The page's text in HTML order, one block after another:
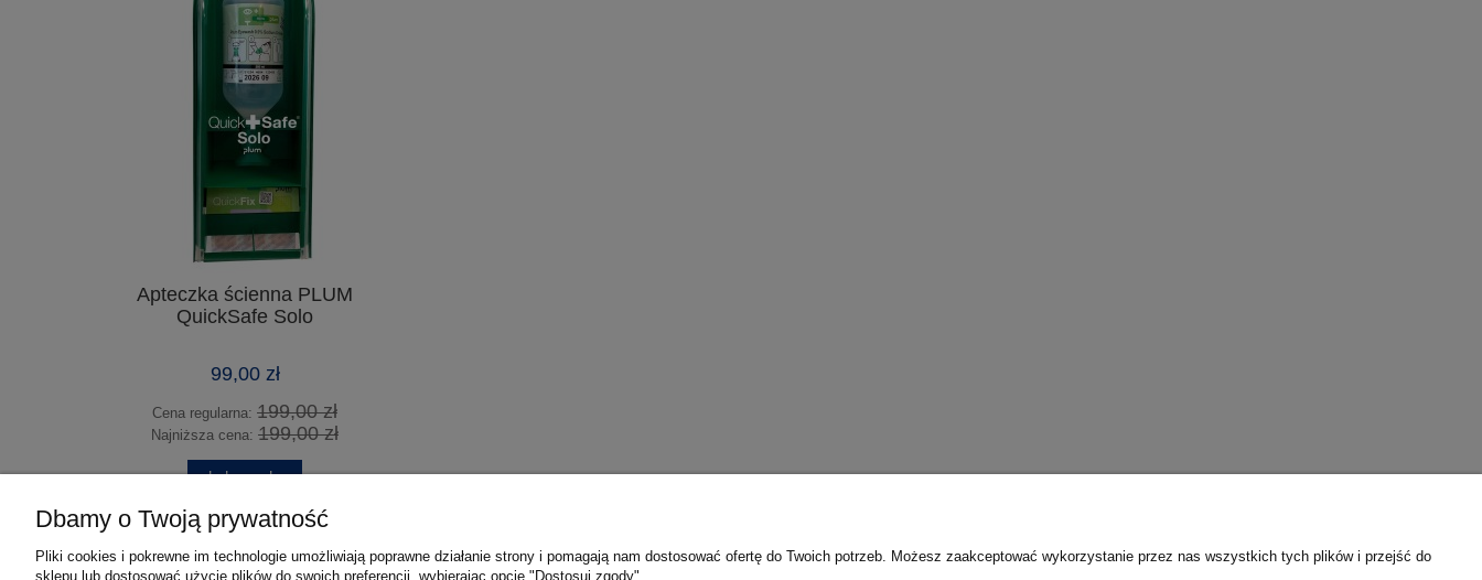
Apteczka ścienna PLUM
QuickSafe Solo
99,00 zł
Cena regularna: 199,00 zł
Najniższa cena: 199,00 zł
do koszyka do koszyka do koszyka
Dbamy o Twoją prywatność
Pliki cookies i pokrewne im technologie umożliwiają poprawne działanie strony i pomagają nam dostosować ofertę do Twoich potrzeb. Możesz zaakceptować wykorzystanie przez nas wszystkich tych plików i przejść do
sklepu lub dostosować użycie plików do swoich preferencji, wybierając opcję "Dostosuj zgody".